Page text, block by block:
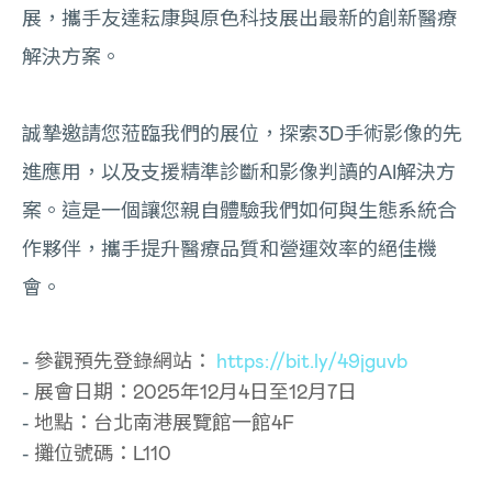
展，攜手友達耘康與原色科技展出最新的創新醫療
解決方案。
誠摯邀請您蒞臨我們的展位，探索3D手術影像的先
進應用，以及支援精準診斷和影像判讀的AI解決方
案。這是一個讓您親自體驗我們如何與生態系統合
作夥伴，攜手提升醫療品質和營運效率的絕佳機
會。
參觀預先登錄網站： https://bit.ly/49jguvb
展會日期：2025年12月4日至12月7日
地點：台北南港展覽館一館4F
攤位號碼：L110